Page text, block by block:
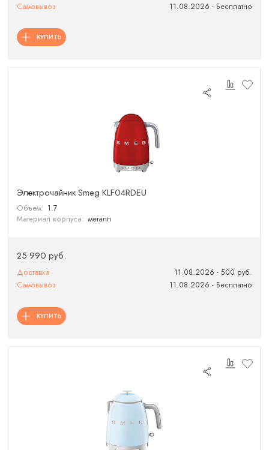
Самовывоз
11.08.2026 - Бесплатно
КУПИТЬ
Электрочайник Smeg KLF04RDEU
Объем: 1.7
Материал корпуса: металл
25 990 руб.
Доставка
11.08.2026 - 500 руб.
Самовывоз
11.08.2026 - Бесплатно
КУПИТЬ